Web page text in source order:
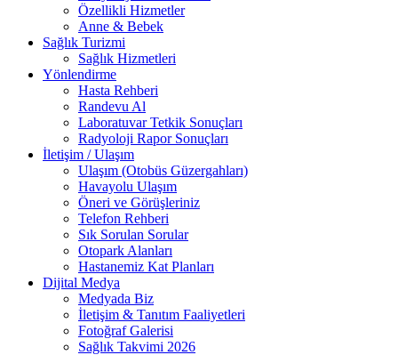
Özellikli Hizmetler
Anne & Bebek
Sağlık Turizmi
Sağlık Hizmetleri
Yönlendirme
Hasta Rehberi
Randevu Al
Laboratuvar Tetkik Sonuçları
Radyoloji Rapor Sonuçları
İletişim / Ulaşım
Ulaşım (Otobüs Güzergahları)
Havayolu Ulaşım
Öneri ve Görüşleriniz
Telefon Rehberi
Sık Sorulan Sorular
Otopark Alanları
Hastanemiz Kat Planları
Dijital Medya
Medyada Biz
İletişim & Tanıtım Faaliyetleri
Fotoğraf Galerisi
Sağlık Takvimi 2026